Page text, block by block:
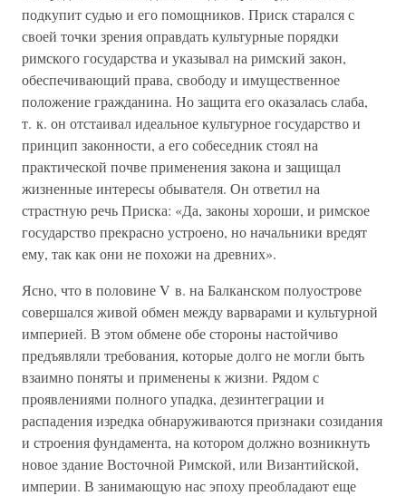
подкупит судью и его помощников. Приск старался с
своей точки зрения оправдать культурные порядки
римского государства и указывал на римский закон,
обеспечивающий права, свободу и имущественное
положение гражданина. Но защита его оказалась слаба,
т. к. он отстаивал идеальное культурное государство и
принцип законности, а его собеседник стоял на
практической почве применения закона и защищал
жизненные интересы обывателя. Он ответил на
страстную речь Приска: «Да, законы хороши, и римское
государство прекрасно устроено, но начальники вредят
ему, так как они не похожи на древних».
Ясно, что в половине V в. на Балканском полуострове
совершался живой обмен между варварами и культурной
империей. В этом обмене обе стороны настойчиво
предъявляли требования, которые долго не могли быть
взаимно поняты и применены к жизни. Рядом с
проявлениями полного упадка, дезинтеграции и
распадения изредка обнаруживаются признаки созидания
и строения фундамента, на котором должно возникнуть
новое здание Восточной Римской, или Византийской,
империи. В занимающую нас эпоху преобладают еще